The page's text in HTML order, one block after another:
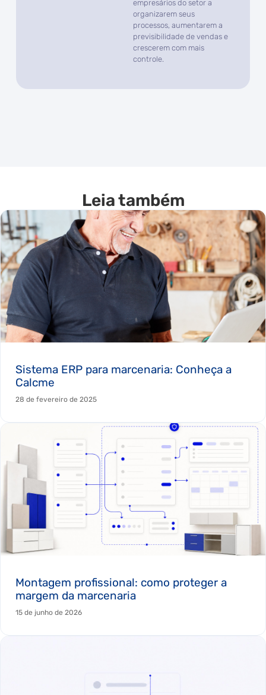
empresários do setor a
organizarem seus
processos, aumentarem a
previsibilidade de vendas e
crescerem com mais
controle.
Leia também
Sistema ERP para marcenaria: Conheça a
Calcme
28 de fevereiro de 2025
Montagem profissional: como proteger a
margem da marcenaria
15 de junho de 2026